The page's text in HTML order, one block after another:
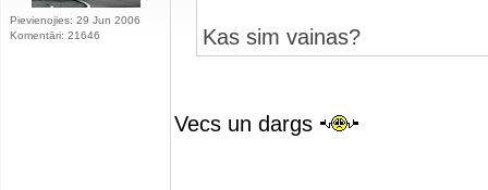
Pievienojies: 29 Jun 2006
Komentāri: 21646
Kas sim vainas?
Vecs un dargs